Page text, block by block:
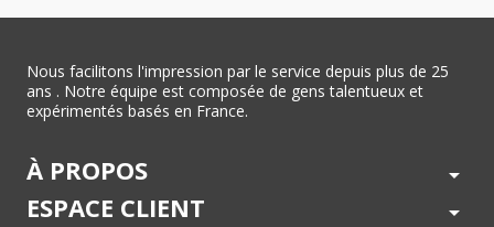
Nous facilitons l'impression par le service depuis plus de 25
ans . Notre équipe est composée de gens talentueux et
expérimentés basés en France.
À PROPOS arrow_drop_down
ESPACE CLIENT arrow_drop_down